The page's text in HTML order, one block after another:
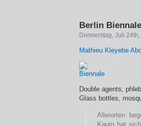
Berlin
Donnerstag, Juli
Mathieu Kleyebe
Double agents,
Glass bottles,
Allerorten
Kaum hat